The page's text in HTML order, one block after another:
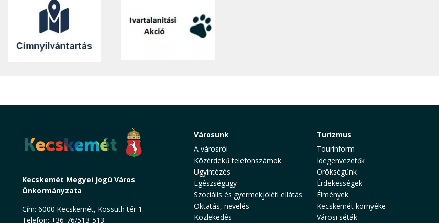
Kecskemét Megyei Jogú Város
Önkormányzata
Cím: 6000 Kecskemét, Kossuth tér 1.
Telefon: +36-76/513-513
Városunk
A városról
Közérdekű telefonszámok
Ügyintézés
Egészségügy
Szociális és gyermekjóléti ellátás
Oktatás, nevelés
Közlekedés
Turizmus
Tourinform
Idegenvezetők
Örökségünk
Érdekességek
Élmények
Kecskemét környéke
Városi séták